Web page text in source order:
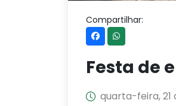
Compartilhar:
Festa de
quarta-feira, 21